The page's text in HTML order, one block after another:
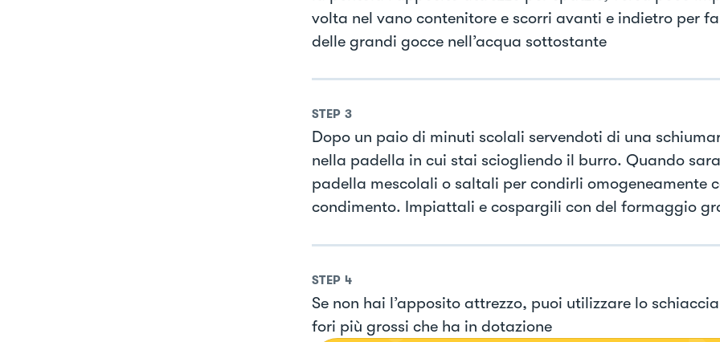
volta nel vano contenitore e scorri avanti e indietro per
delle grandi gocce nell’acqua sottostante
STEP 3
Dopo un paio di minuti scolali servendoti di una
nella padella in cui stai sciogliendo il burro. Quando
padella mescolali o saltali per condirli omogeneamente
condimento. Impiattali e cospargili con del formaggio
STEP 4
Se non hai l’apposito attrezzo, puoi utilizzare lo
fori più grossi che ha in dotazione